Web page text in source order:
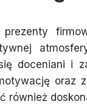
prezenty
doceniani i
oraz
również